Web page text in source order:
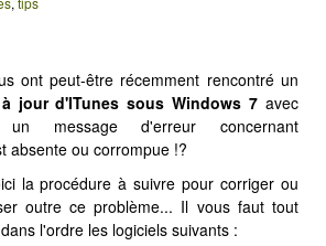
RÉFÉRENCES
PARTENAIRES
MODX
CONTACT
ont peut-être récemment rencontré un
jour d'ITunes sous Windows 7 avec
message d'erreur concernant
absente ou corrompue !?
la procédure à suivre pour corriger ou
outre ce problème... Il vous faut tout
l'ordre les logiciels suivants :